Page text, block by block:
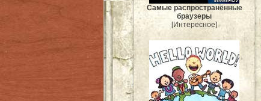
Самые распространённые
браузеры
[Интересное]